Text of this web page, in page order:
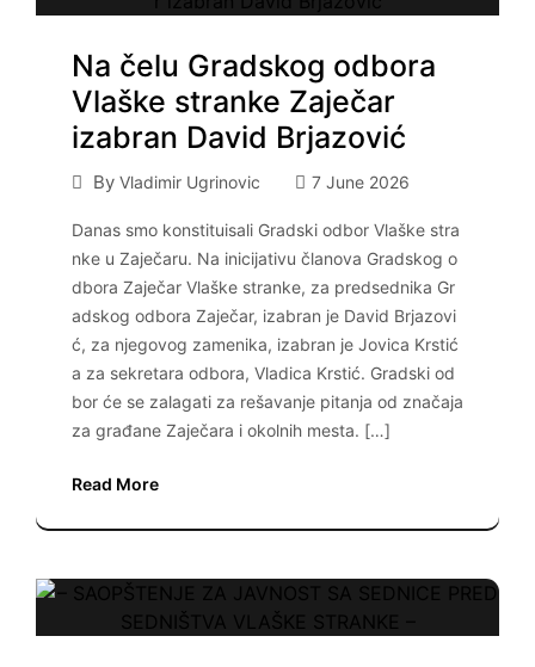
Na čelu Gradskog odbora
Vlaške stranke Zaječar
izabran David Brjazović
By Vladimir Ugrinovic 7 June 2026
Danas smo konstituisali Gradski odbor Vlaške stra
nke u Zaječaru. Na inicijativu članova Gradskog o
dbora Zaječar Vlaške stranke, za predsednika Gr
adskog odbora Zaječar, izabran je David Brjazovi
ć, za njegovog zamenika, izabran je Jovica Krstić
a za sekretara odbora, Vladica Krstić. Gradski od
bor će se zalagati za rešavanje pitanja od značaja
za građane Zaječara i okolnih mesta. […]
Read More